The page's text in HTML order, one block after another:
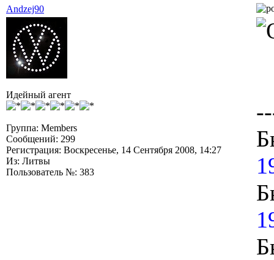
Andzej90
Идейный агент
Группа: Members
Сообщений: 299
Регистрация: Воскресенье, 14 Сентября 2008, 14:27
Из: Литвы
Пользователь №: 383